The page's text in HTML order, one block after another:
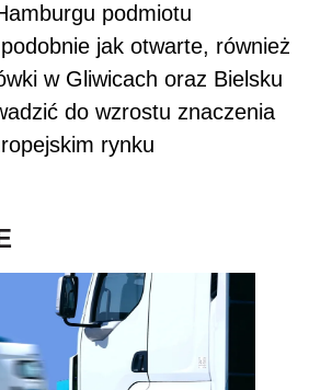
podmiotu
jak otwarte, również
w Gliwicach oraz Bielsku
do wzrostu znaczenia
rynku